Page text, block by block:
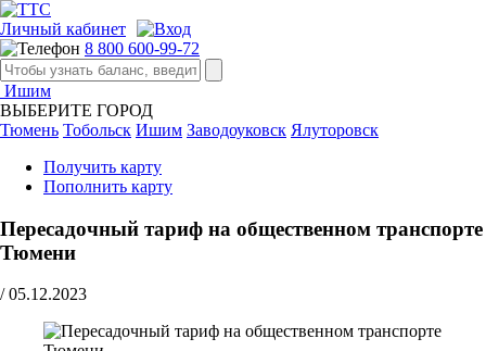
Личный кабинет
8 800 600-99-72
Ишим
ВЫБЕРИТЕ ГОРОД
Тюмень Тобольск Ишим Заводоуковск Ялуторовск
Получить карту
Пополнить карту
Пересадочный тариф на общественном транспорте
Тюмени
/ 05.12.2023